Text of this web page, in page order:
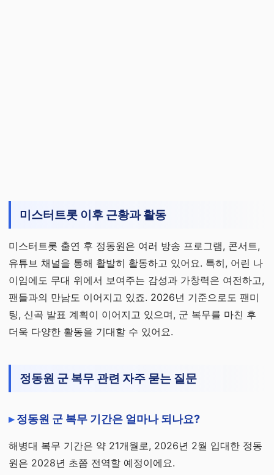
미스터트롯 이후 근황과 활동
미스터트롯 출연 후 정동원은 여러 방송 프로그램, 콘서트,
유튜브 채널을 통해 활발히 활동하고 있어요. 특히, 어린 나
이임에도 무대 위에서 보여주는 감성과 가창력은 여전하고,
팬들과의 만남도 이어지고 있죠. 2026년 기준으로도 팬미
팅, 신곡 발표 계획이 이어지고 있으며, 군 복무를 마친 후
더욱 다양한 활동을 기대할 수 있어요.
정동원 군 복무 관련 자주 묻는 질문
정동원 군 복무 기간은 얼마나 되나요?
해병대 복무 기간은 약 21개월로, 2026년 2월 입대한 정동
원은 2028년 초쯤 전역할 예정이에요.